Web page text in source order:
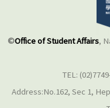
©Office of Student Affairs,
TEL:
Address:No.162, Sec 1,